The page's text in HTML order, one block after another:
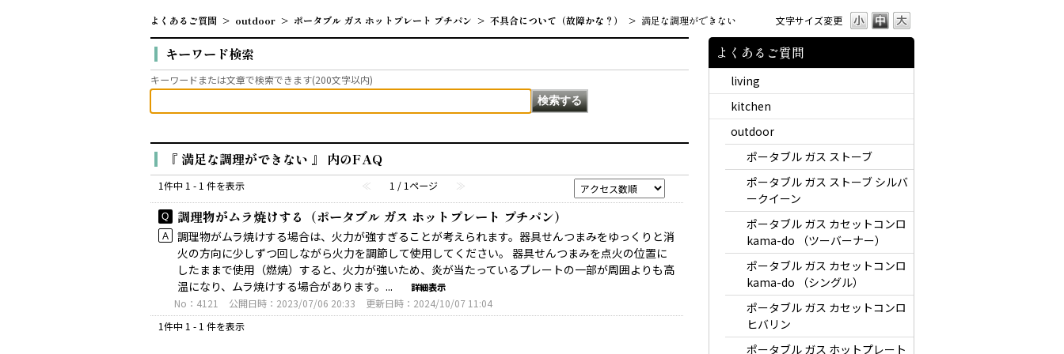
文字サイズ変更
よくあるご質問 > outdoor > ポータブル ガス ホットプレート プチパン > 不具合について（故障かな？） > 満足な調理ができない
よくあるご質問
living
kitchen
outdoor
ポータブル ガス ストーブ
ポータブル ガス ストーブ シルバ
ークイーン
ポータブル ガス カセットコンロ
kama-do （ツーバーナー）
ポータブル ガス カセットコンロ
kama-do （シングル）
ポータブル ガス カセットコンロ
ヒバリン
ポータブル ガス ホットプレート
キーワード検索
キーワードまたは文章で検索できます(200文字以内)
『 満足な調理ができない 』 内のFAQ
1件中 1 - 1 件を表示 ≪ 1 / 1ページ ≫
調理物がムラ焼けする（ポータブル ガス ホットプレート プチパン）
調理物がムラ焼けする場合は、火力が強すぎることが考えられます。器具せんつまみをゆっくりと消
火の方向に少しずつ回しながら火力を調節して使用してください。 器具せんつまみを点火の位置に
したままで使用（燃焼）すると、火力が強いため、炎が当たっているプレートの一部が周囲よりも高
温になり、ムラ焼けする場合があります。...
詳細表示
No：4121 公開日時：2023/07/06 20:33
更新日時：2024/10/07 11:04
1件中 1 - 1 件を表示